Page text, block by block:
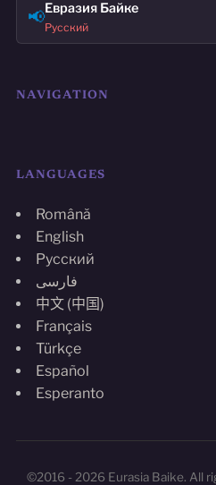
📢Евразия Байке
Русский
NAVIGATION
LANGUAGES
Română
English
Русский
فارسی
中文 (中国)
Français
Türkçe
Español
Esperanto
©2016 - 2026 Eurasia Baike. All